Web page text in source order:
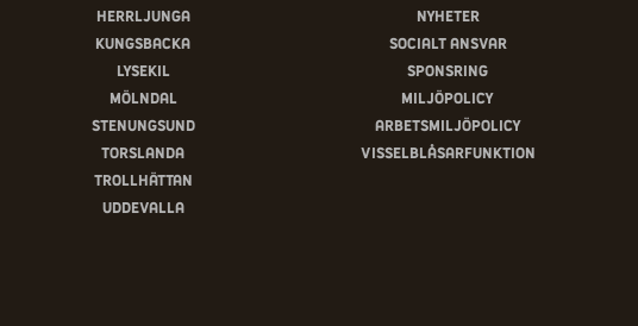
Herrljunga
Kungsbacka
Lysekil
Mölndal
Stenungsund
Torslanda
Trollhättan
Uddevalla
Nyheter
Socialt ansvar
Sponsring
Miljöpolicy
Arbetsmiljöpolicy
Visselblåsarfunktion